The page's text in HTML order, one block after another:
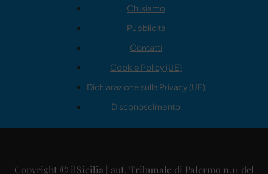
Chi siamo
Pubblicità
Contatti
Cookie Policy (UE)
Dichiarazione sulla Privacy (UE)
Disconoscimento
Copyright © ilSicilia | aut. Tribunale di Palermo n.11 del